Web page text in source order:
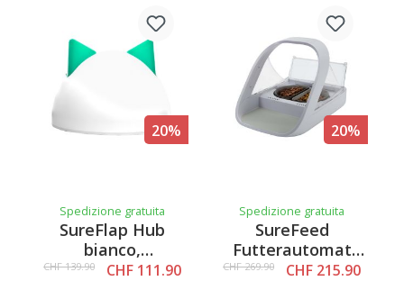
20%
Spedizione gratuita
SureFlap Hub
bianco,
90x90x68mm
CHF 139.90 CHF 111.90
20%
Spedizione gratuita
SureFeed
Futterautomat
Connect bianco
CHF 269.90 CHF 215.90